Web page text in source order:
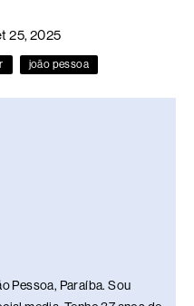
at
s
A
p
p
y
Li
n
e
25, 2025
joão pessoa
Pessoa, Paraíba. Sou